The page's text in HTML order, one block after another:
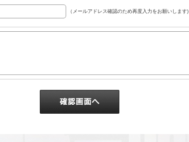
（メールアドレス確認のため再度入力をお願いします)